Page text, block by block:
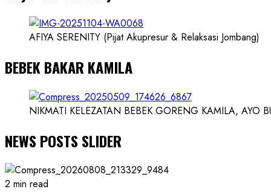
AFIYA SERENITY (Pijat Akupresur & Relaksasi Jombang)
BEBEK BAKAR KAMILA
NIKMATI KELEZATAN BEBEK GORENG KAMILA, AYO
NEWS POSTS SLIDER
2 min read